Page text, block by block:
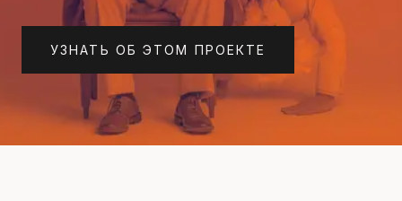
УЗНАТЬ ОБ ЭТОМ ПРОЕКТЕ